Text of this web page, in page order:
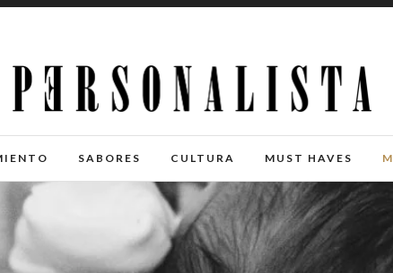
SABORES CULTURA MUST HAVES